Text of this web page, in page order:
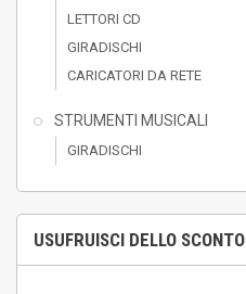
LETTORI CD
GIRADISCHI
CARICATORI DA RETE
STRUMENTI MUSICALI
GIRADISCHI
USUFRUISCI DELLO SCONTO